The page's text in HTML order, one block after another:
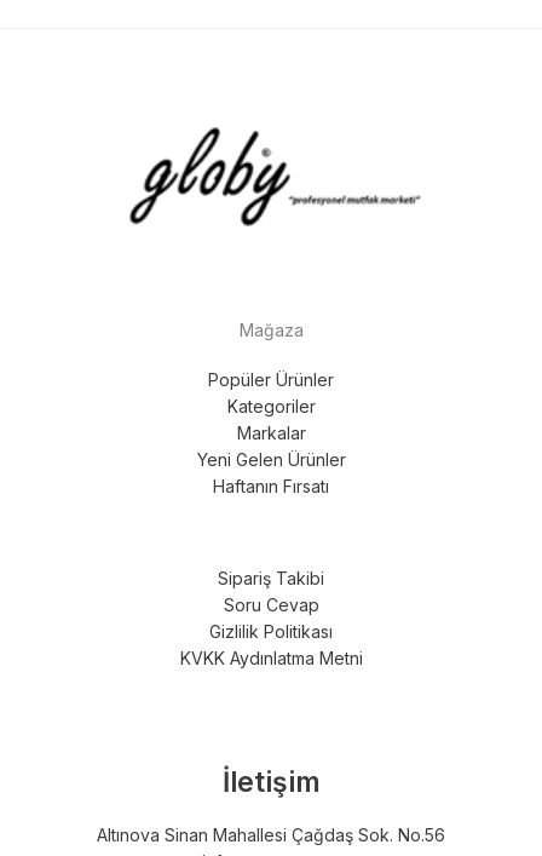
Mağaza
Popüler Ürünler
Kategoriler
Markalar
Yeni Gelen Ürünler
Haftanın Fırsatı
Sipariş Takibi
Soru Cevap
Gizlilik Politikası
KVKK Aydınlatma Metni
İletişim
Altınova Sinan Mahallesi Çağdaş Sok. No.56